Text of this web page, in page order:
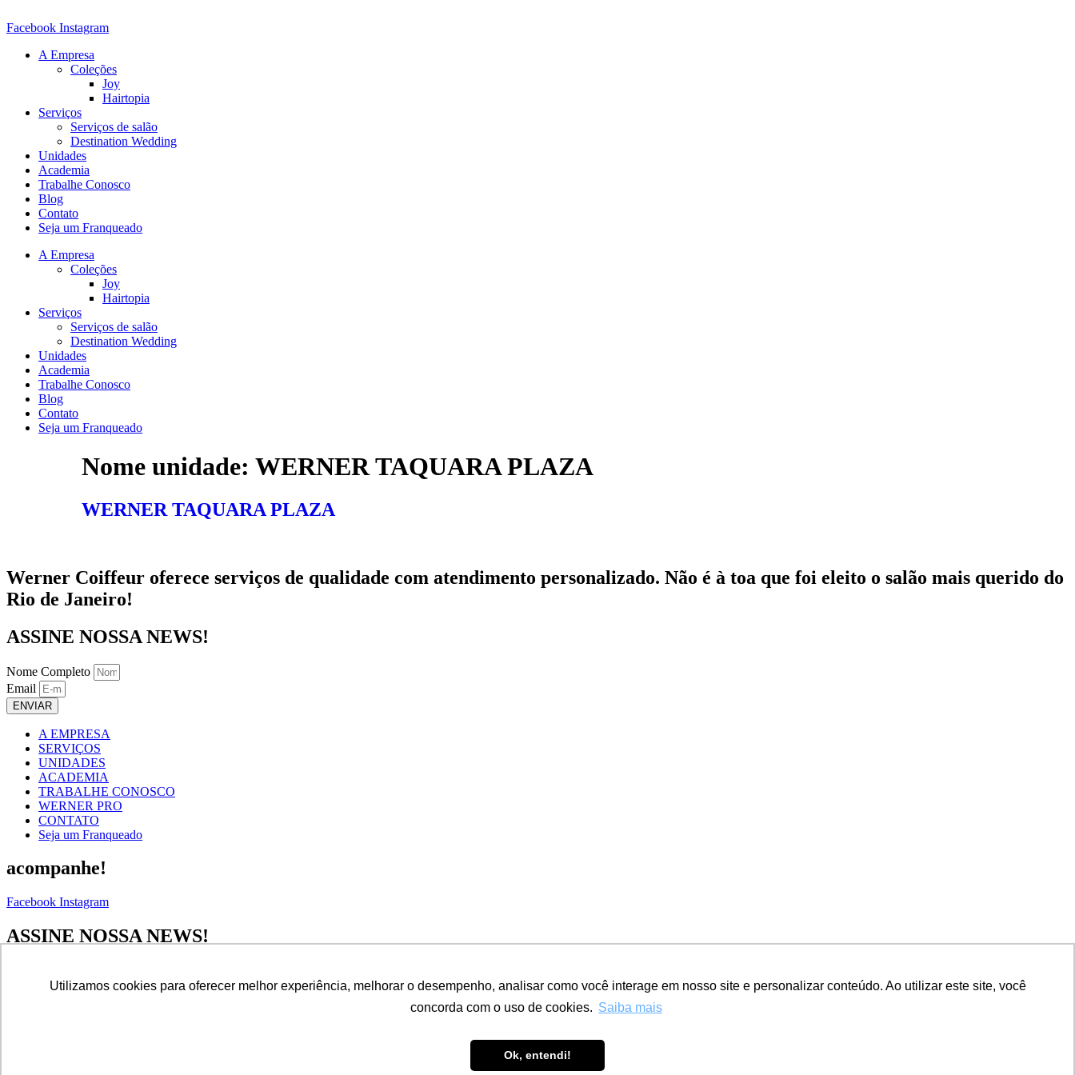
Utilizamos cookies para oferecer melhor experiência, melhorar o desempenho, analisar como você interage em nosso site e personalizar conteúdo. Ao utilizar este site, você
concorda com o uso de cookies. Saiba mais
Ok, entendi!
para
conteúdo
Facebook Instagram
A Empresa
Coleções
Joy
Hairtopia
Serviços
Serviços de salão
Destination Wedding
Unidades
Academia
Trabalhe Conosco
Blog
Contato
Seja um Franqueado
A Empresa
Coleções
Joy
Hairtopia
Serviços
Serviços de salão
Destination Wedding
Unidades
Academia
Trabalhe Conosco
Blog
Contato
Seja um Franqueado
Nome unidade: WERNER TAQUARA PLAZA
WERNER TAQUARA PLAZA
Werner Coiffeur oferece serviços de qualidade com atendimento personalizado. Não é à toa que foi eleito o salão mais querido do
Rio de Janeiro!
ASSINE NOSSA NEWS!
Nome Completo
Email
ENVIAR
A EMPRESA
SERVIÇOS
UNIDADES
ACADEMIA
TRABALHE CONOSCO
WERNER PRO
CONTATO
Seja um Franqueado
acompanhe!
Facebook Instagram
ASSINE NOSSA NEWS!
© 2026 Todos os direitos reservados | WERNER COIFFEUR